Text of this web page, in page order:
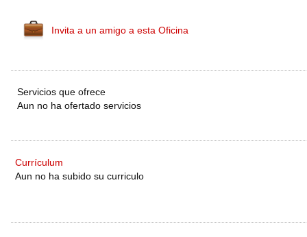
Invita a un amigo a esta Oficina
Servicios que ofrece
Aun no ha ofertado servicios
Currículum
Aun no ha subido su curriculo